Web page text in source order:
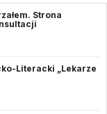
Strona
Literacki „Lekarze